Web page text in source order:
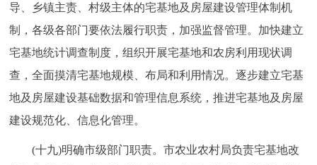
导、乡镇主责、村级主体的宅基地及房屋建设管理体制机
制，各级各部门要依法履行职责，加强监督管理。加快建立
宅基地统计调查制度，组织开展宅基地和农房利用现状调
查，全面摸清宅基地规模、布局和利用情况。逐步建立宅基
地及房屋建设基础数据和管理信息系统，推进宅基地及房屋
建设规范化、信息化管理。
(十九)明确市级部门职责。市农业农村局负责宅基地改